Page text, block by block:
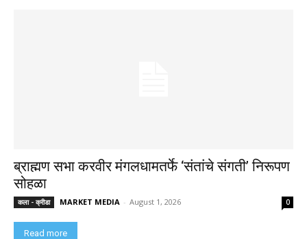
ब्राह्मण सभा करवीर मंगलधामतर्फे ‘संतांचे संगती’ निरूपण
सोहळा
कला - क्रीडा MARKET MEDIA - August 1, 2026 0
Read more